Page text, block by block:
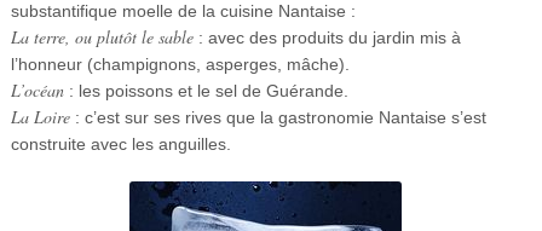
substantifique moelle de la cuisine Nantaise :
La terre, ou plutôt le sable : avec des produits du jardin mis à
l’honneur (champignons, asperges, mâche).
L’océan : les poissons et le sel de Guérande.
La Loire : c’est sur ses rives que la gastronomie Nantaise s’est
construite avec les anguilles.